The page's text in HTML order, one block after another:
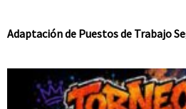
Adaptación de Puestos de Trabajo